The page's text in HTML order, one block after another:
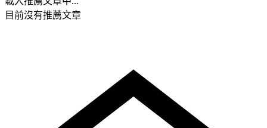
目前沒有推薦文章